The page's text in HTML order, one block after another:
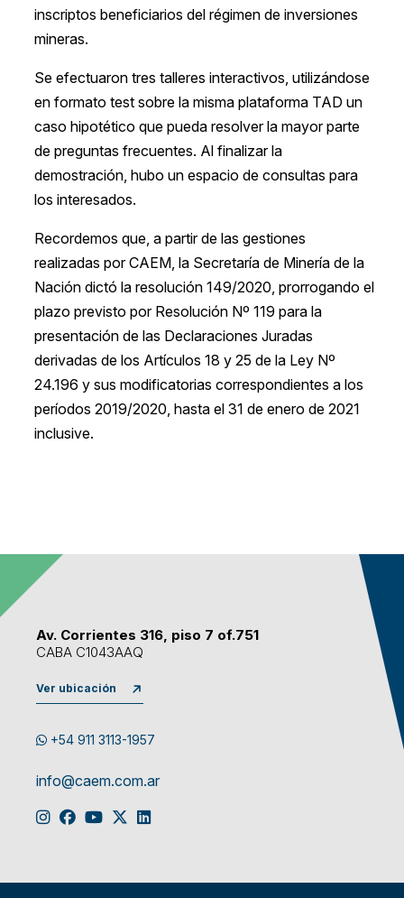
inscriptos beneficiarios del régimen de inversiones
mineras.
Se efectuaron tres talleres interactivos, utilizándose
en formato test sobre la misma plataforma TAD un
caso hipotético que pueda resolver la mayor parte
de preguntas frecuentes. Al finalizar la
demostración, hubo un espacio de consultas para
los interesados.
Recordemos que, a partir de las gestiones
realizadas por CAEM, la Secretaría de Minería de la
Nación dictó la resolución 149/2020, prorrogando el
plazo previsto por Resolución Nº 119 para la
presentación de las Declaraciones Juradas
derivadas de los Artículos 18 y 25 de la Ley Nº
24.196 y sus modificatorias correspondientes a los
períodos 2019/2020, hasta el 31 de enero de 2021
inclusive.
Av. Corrientes 316, piso 7 of.751
CABA C1043AAQ
Ver ubicación
+54 911 3113-1957
info@caem.com.ar